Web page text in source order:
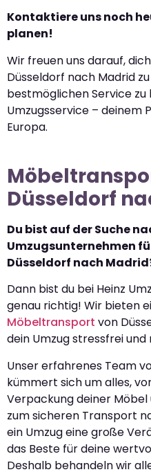
Kontaktiere uns noch
planen!
Wir freuen uns darauf,
Düsseldorf nach Madrid
bestmöglichen Service
Umzugsservice – deinem
Europa.
Düsseldorf
Du bist auf der Suche
Umzugsunternehmen
Düsseldorf nach
Dann bist du bei Heinz
genau richtig! Wir bieten
Möbeltransport von
dein Umzug stressfrei
Unser erfahrenes Team
kümmert sich um alles,
Verpackung deiner Möbel
zum sicheren Transport
ein Umzug eine große
das Beste für deine
Deshalb behandeln wir